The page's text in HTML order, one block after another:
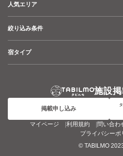
人気エリア
絞り込み条件
宿タイプ
施設掲
掲載申し込み
マイページ
利用規約 問い合わ
プライバシーポ
© TABILMO